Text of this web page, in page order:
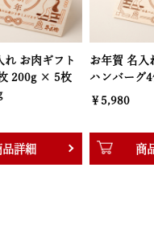
お年賀 名入れ お肉ギフト
ハンバーグ4個
商品詳細